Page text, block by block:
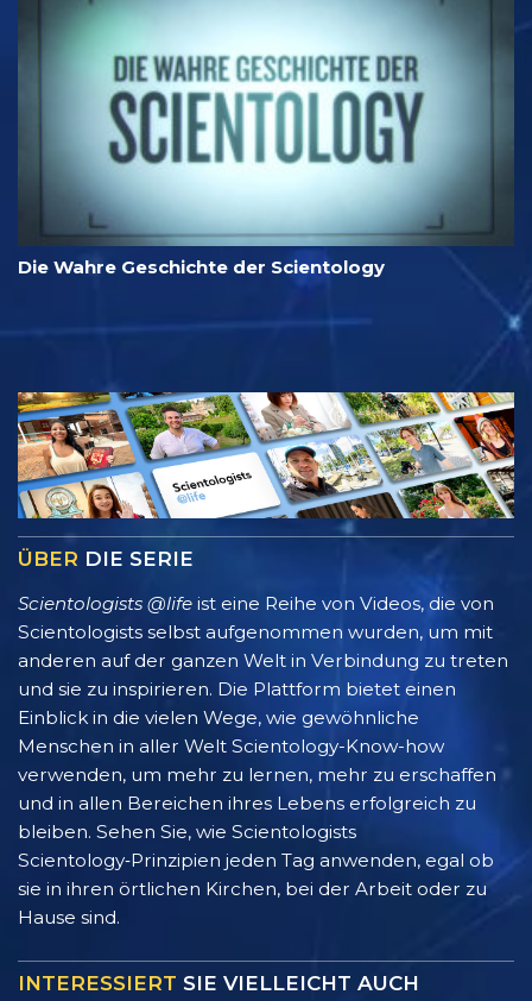
Die Wahre Geschichte der Scientology
ÜBER DIE SERIE
Scientologists @life ist eine Reihe von Videos, die von
Scientologists selbst aufgenommen wurden, um mit
anderen auf der ganzen Welt in Verbindung zu treten
und sie zu inspirieren. Die Plattform bietet einen
Einblick in die vielen Wege, wie gewöhnliche
Menschen in aller Welt Scientology-Know-how
verwenden, um mehr zu lernen, mehr zu erschaffen
und in allen Bereichen ihres Lebens erfolgreich zu
bleiben. Sehen Sie, wie Scientologists
Scientology‑Prinzipien jeden Tag anwenden, egal ob
sie in ihren örtlichen Kirchen, bei der Arbeit oder zu
Hause sind.
INTERESSIERT SIE VIELLEICHT AUCH